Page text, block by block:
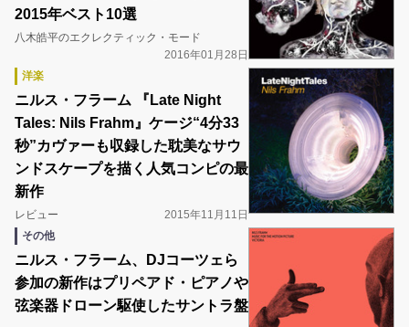
2015年ベスト10選
八木皓平のエクレクティック・モード
2016年01月28日
洋楽
ニルス・フラーム 『Late Night
Tales: Nils Frahm』ケージ“4分33
秒”カヴァーも収録した耽美なサウ
ンドスケープを描く人気コンピの最
新作
レビュー
2015年11月11日
その他
ニルス・フラーム、DJコーツェら
参加の新作はプリペアド・ピアノや
弦楽器ドローン駆使したサントラ盤